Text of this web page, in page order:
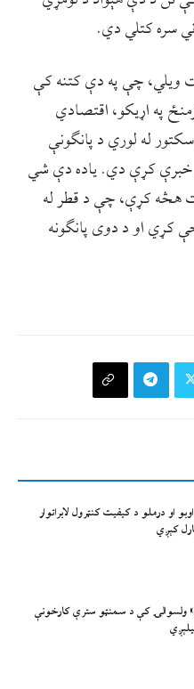
سره کتلي دي.
ويلي، چې په دې کتنه کې
په اړيکو، اقتصادي
له لوري د پانګونې
خبرې کړې دي. ياده دې شي
هڅه کړې، چې د قطر له
او د دوی پانګونه
او درملو د کیفیت کنټرول لابراتوار
کېږي
ولسوالۍ کې د سمنټو سترې کارخونې